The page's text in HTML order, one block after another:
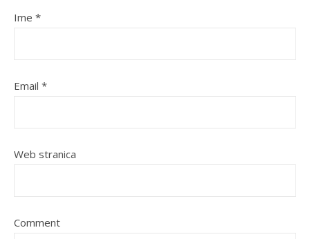
Ime *
Email *
Web stranica
Comment